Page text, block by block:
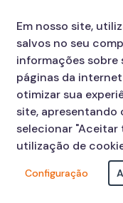
29/05
13h |Kevin O Chris (60
15h |Grupo Clareou
17h |Filipe Ret (60 min)
| Palco Luiz Dumont
Em nosso site,
salvos no seu
informações sobre
páginas da
otimizar sua
site, apresentando
selecionar
utilização de
Configuração